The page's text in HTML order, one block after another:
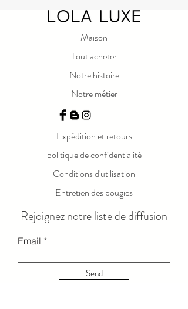
parfum naturel et rafraîchissant. Fabriqué à
partir de matériaux naturels, notre diffuseur
est une alternative sûre et saine aux
désodorisants chimiques.
Le désodorisant dure jusqu'à 5 mois avant
qu'une recharge ne soit nécessaire.
Maison
Tout acheter
Notre histoire
Notre métier
Expédition et retours
politique de confidentialité
Conditions d'utilisation
Entretien des bougies
Rejoignez notre liste de diffusion
Email
Send